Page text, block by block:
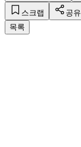
스크랩 공유
목록